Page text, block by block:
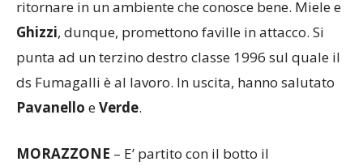
un anno travagliato a Castellanza, ha scelto di
ritornare in un ambiente che conosce bene. Miele e
Ghizzi , dunque, promettono faville in attacco. Si
punta ad un terzino destro classe 1996 sul quale il
ds Fumagalli è al lavoro. In uscita, hanno salutato